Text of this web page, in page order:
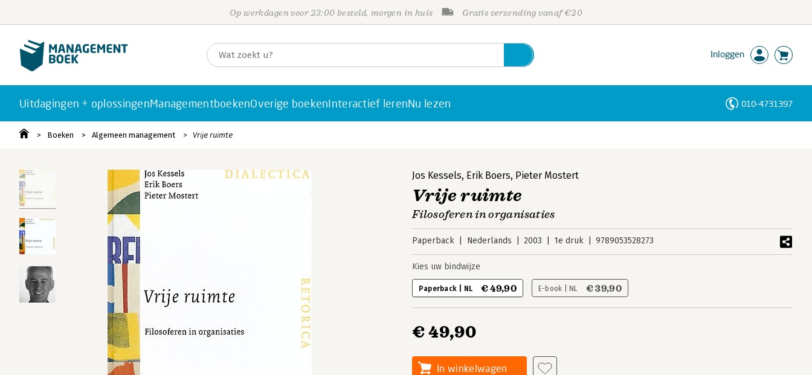
Op werkdagen voor 23:00 besteld, morgen in huis Gratis verzending vanaf €20
Inloggen
Uitdagingen + oplossingenManagementboekenOverige boekenInteractief lerenNu lezen 010-4731397
Boeken Algemeen management Vrije ruimte
Jos Kessels, Erik Boers, Pieter Mostert
Vrije ruimte
Filosoferen in organisaties
Paperback Nederlands 2003 1e druk 9789053528273
Kies uw bindwijze
Paperback | NL € 49,90 E-book | NL € 39,90
€ 49,90
In winkelwagen
Personen